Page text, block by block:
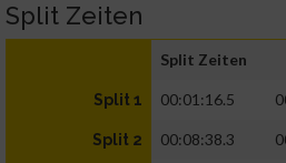
Split Zeiten
Split Zeiten
Split 1 00:01:16.5
Split 2 00:08:38.3